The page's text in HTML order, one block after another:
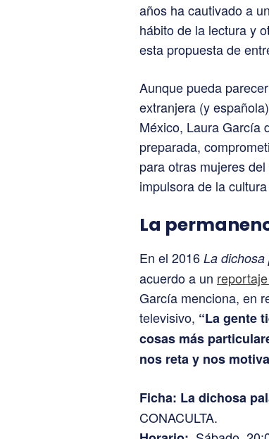
años ha cautivado a
hábito de la lectura y
esta propuesta de
Aunque pueda
extranjera (y
México, Laura García
preparada,
para otras mujeres
impulsora de la
La
En el 2016 La dichosa
acuerdo a un
García menciona, en
televisivo, “La gente
cosas más
nos reta y nos
Ficha: La dichosa
CONACULTA.